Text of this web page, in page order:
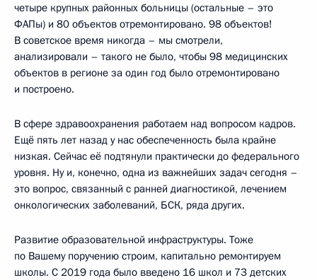
четыре крупных районных больницы (остальные – это
ФАПы) и 80 объектов отремонтировано. 98 объектов!
В советское время никогда – мы смотрели,
анализировали – такого не было, чтобы 98 медицинских
объектов в регионе за один год было отремонтировано
и построено.
В сфере здравоохранения работаем над вопросом кадров.
Ещё пять лет назад у нас обеспеченность была крайне
низкая. Сейчас её подтянули практически до федерального
уровня. Ну и, конечно, одна из важнейших задач сегодня –
это вопрос, связанный с ранней диагностикой, лечением
онкологических заболеваний, БСК, ряда других.
Развитие образовательной инфраструктуры. Тоже
по Вашему поручению строим, капитально ремонтируем
школы. С 2019 года было введено 16 школ и 73 детских